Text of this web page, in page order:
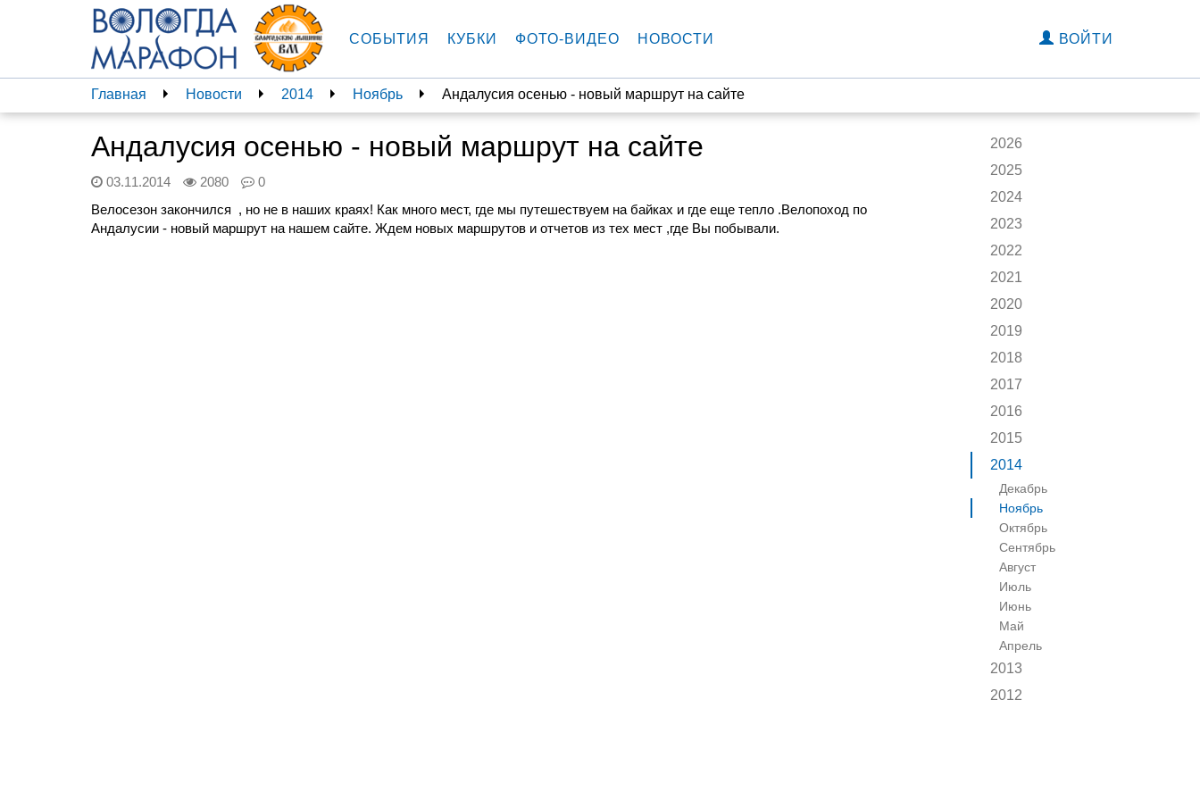
СОБЫТИЯ КУБКИ ФОТО-ВИДЕО НОВОСТИ ВОЙТИ
Главная Новости 2014 Ноябрь Андалусия осенью - новый маршрут на сайте
2026
2025
2024
2023
2022
2021
2020
2019
2018
2017
2016
2015
2014
Декабрь
Ноябрь
Октябрь
Сентябрь
Август
Июль
Июнь
Май
Апрель
2013
2012
Андалусия осенью - новый маршрут на сайте
03.11.2014 2080
0
Велосезон закончился , но не в наших краях! Как много мест, где мы путешествуем на байках и где еще тепло .Велопоход по
Андалусии - новый маршрут на нашем сайте. Ждем новых маршрутов и отчетов из тех мест ,где Вы побывали.